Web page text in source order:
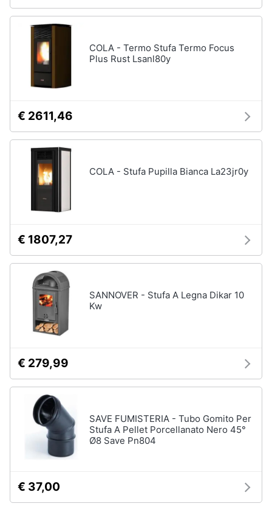
COLA - Termo Stufa Termo Focus
Plus Rust Lsanl80y
€ 2611,46
COLA - Stufa Pupilla Bianca La23jr0y
€ 1807,27
SANNOVER - Stufa A Legna Dikar 10
Kw
€ 279,99
SAVE FUMISTERIA - Tubo Gomito Per
Stufa A Pellet Porcellanato Nero 45°
Ø8 Save Pn804
€ 37,00